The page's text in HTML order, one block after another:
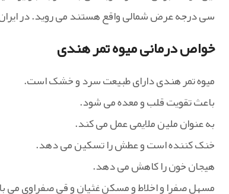
سی درجه عرض شمالی واقع هستند می روید. در
خواص درمانی میوه تمر هندی
میوه تمر هندی دارای طبیعت سرد و خشک است.
باعث تقویت قلب و معده می شود.
به عنوان ملین ملایمی عمل می کند.
خنک کننده است و عطش را تسکین می دهد.
هیجان خون را کاهش می دهد.
مسهل صفرا و اخلاط و مسکن غثیان و قی صفراوی می